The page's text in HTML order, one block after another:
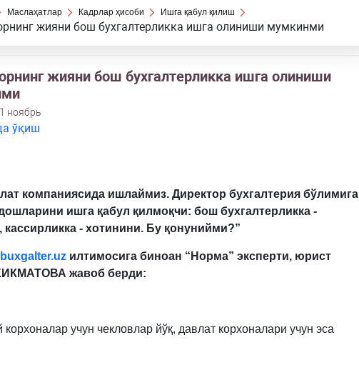
Маслаҳатлар Кадрлар ҳисоби Ишга қабул қилиш
жияни бош бухгалтерликка ишга олиниши мумкинми
жияни бош бухгалтерликка ишга олиниши
ноябрь
ўқиш
компаниясида ишлаймиз. Директор бухгалтерия бўлимига
ишга қабул қилмоқчи: бош бухгалтерликка -
кассирликка - хотинини. Бу қонунийми?”
buxgalter.uzилтимосига биноан “Норма” эксперти, юрист
жавоб берди:
корхоналар учун чекловлар йўқ, давлат корхоналари учун эса